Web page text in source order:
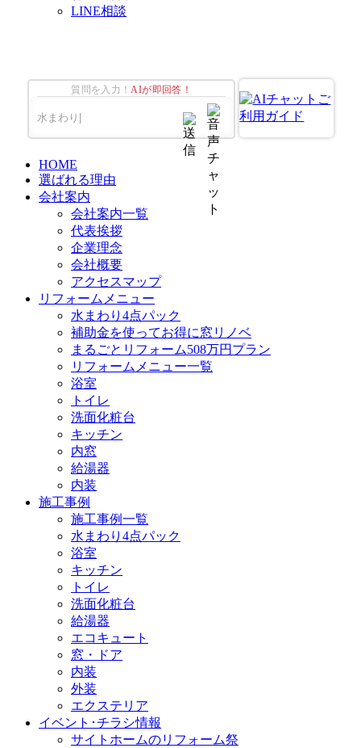
LINE相談
質問を入力！AIが即回答！
HOME
選ばれる理由
会社案内
会社案内一覧
代表挨拶
企業理念
会社概要
アクセスマップ
リフォームメニュー
水まわり4点パック
補助金を使ってお得に窓リノベ
まるごとリフォーム508万円プラン
リフォームメニュー一覧
浴室
トイレ
洗面化粧台
キッチン
内窓
給湯器
内装
施工事例
施工事例一覧
水まわり4点パック
浴室
キッチン
トイレ
洗面化粧台
給湯器
エコキュート
窓・ドア
内装
外装
エクステリア
イベント･チラシ情報
サイトホームのリフォーム祭